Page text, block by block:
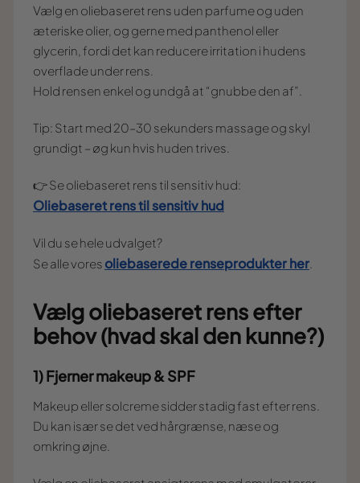
Vælg en oliebaseret rens uden parfume og uden
æteriske olier, og gerne med panthenol eller
glycerin, fordi det kan reducere irritation i hudens
overflade under rens.
Hold rensen enkel og undgå at “gnubbe den af”.
Tip: Start med 20–30 sekunders massage og skyl
grundigt – øg kun hvis huden trives.
👉 Se oliebaseret rens til sensitiv hud:
Oliebaseret rens til sensitiv hud
Vil du se hele udvalget?
Se alle vores oliebaserede renseprodukter her
Vælg oliebaseret rens efter
behov (hvad skal den kunne?)
1) Fjerner makeup & SPF
Makeup eller solcreme sidder stadig fast efter rens.
Du kan især se det ved hårgrænse, næse og
omkring øjne.